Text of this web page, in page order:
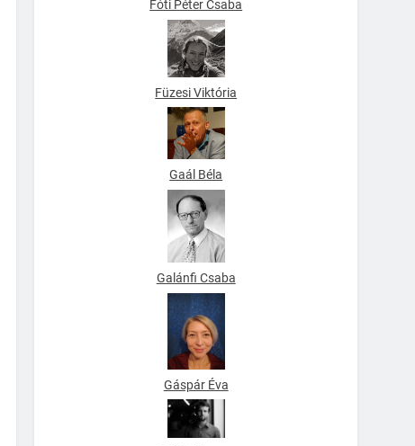
Fóti Péter Csaba
Füzesi Viktória
Gaál Béla
Galánfi Csaba
Gáspár Éva